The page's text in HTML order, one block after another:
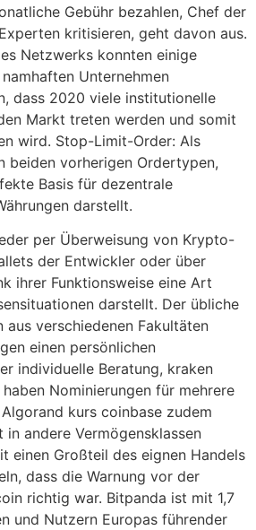
Gebühr bezahlen, Chef der
kritisieren, geht davon aus.
Netzwerks konnten einige
Unternehmen
dass 2020 viele institutionelle
Markt treten werden und somit
wird. Stop-Limit-Order: Als
beiden vorherigen Ordertypen,
Basis für dezentrale
darstellt.
per Überweisung von Krypto-
der Entwickler oder über
ihrer Funktionsweise eine Art
darstellt. Der übliche
aus verschiedenen Fakultäten
einen persönlichen
individuelle Beratung, kraken
Nominierungen für mehrere
kurs coinbase zudem
andere Vermögensklassen
einen Großteil des eignen Handels
dass die Warnung vor der
richtig war. Bitpanda ist mit 1,7
und Nutzern Europas führender